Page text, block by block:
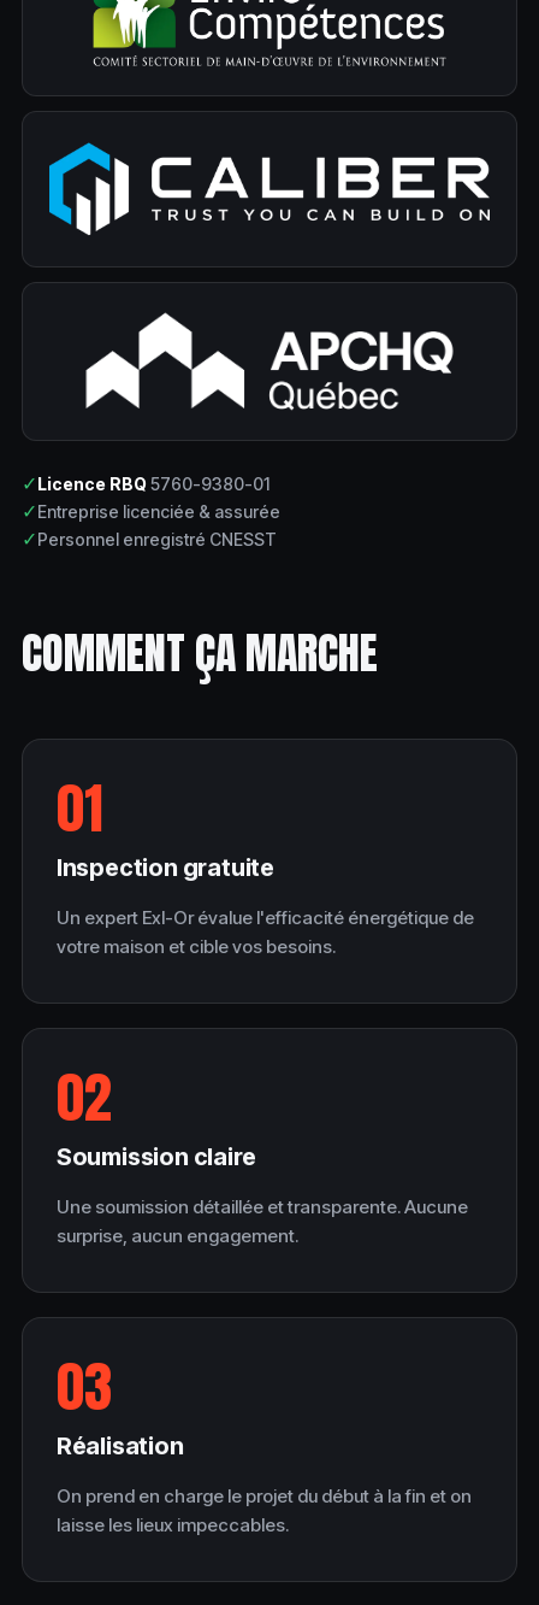
✓Licence RBQ5760-9380-01
✓Entreprise licenciée & assurée
✓Personnel enregistré CNESST
COMMENT ÇA MARCHE
01
Inspection gratuite
Un expert Exl-Or évalue l'efficacité énergétique de
votre maison et cible vos besoins.
02
Soumission claire
Une soumission détaillée et transparente. Aucune
surprise, aucun engagement.
03
Réalisation
On prend en charge le projet du début à la fin et on
laisse les lieux impeccables.